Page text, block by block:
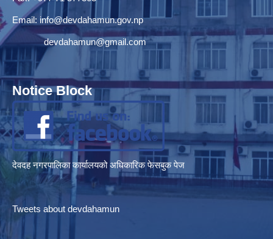
Email: info@devdahamun.gov.np
devdahamun@gmail.com
Notice Block
देवदह नगरपालिका कार्यालयको अधिकारिक फेसबुक पेज
Tweets about devdahamun